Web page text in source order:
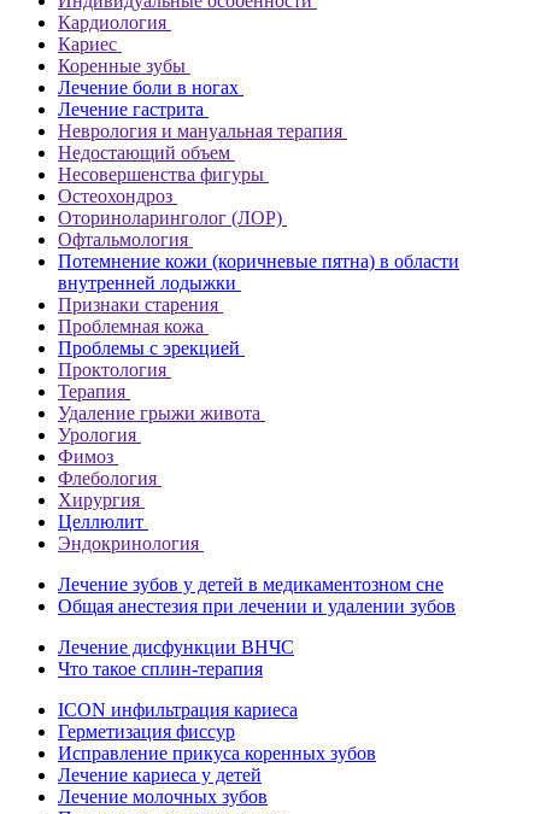
Кардиология
Кариес
Коренные зубы
Лечение боли в ногах
Лечение гастрита
Неврология и мануальная терапия
Недостающий объем
Несовершенства фигуры
Остеохондроз
Оториноларинголог (ЛОР)
Офтальмология
Потемнение кожи (коричневые пятна) в области
внутренней лодыжки
Признаки старения
Проблемная кожа
Проблемы с эрекцией
Проктология
Терапия
Удаление грыжи живота
Урология
Фимоз
Флебология
Хирургия
Целлюлит
Эндокринология
Лечение зубов у детей в медикаментозном сне
Общая анестезия при лечении и удалении зубов
Лечение дисфункции ВНЧС
Что такое сплин-терапия
ICON инфильтрация кариеса
Герметизация фиссур
Исправление прикуса коренных зубов
Лечение кариеса у детей
Лечение молочных зубов